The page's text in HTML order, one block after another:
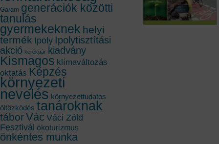
Garam generációk közötti
tanulás
gyermekeknek helyi
termék Ipoly Ipolytisztítási
akció kerékpár kiadvány
Kismagos klímaváltozás
oktatás Képzés
környezeti
nevelés környezettudatos
öltözködés tanároknak
táborVác Váci Zöld
Fesztivál ökoturizmus
önkéntes munka